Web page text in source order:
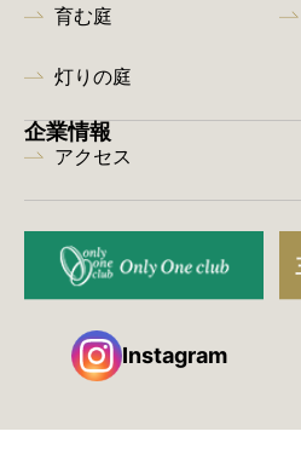
育む庭
灯りの庭
企業情報
アクセス
Instagram